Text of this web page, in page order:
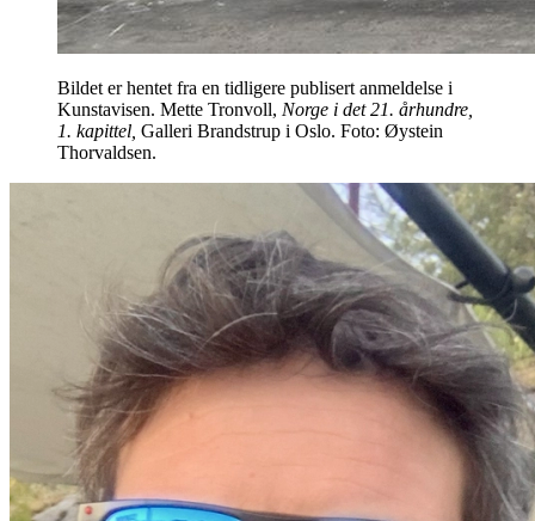
Bildet er hentet fra en tidligere publisert anmeldelse i
Kunstavisen. Mette Tronvoll, Norge i det 21. århundre,
1. kapittel, Galleri Brandstrup i Oslo. Foto: Øystein
Thorvaldsen.